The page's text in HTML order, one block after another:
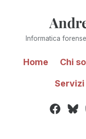
Informatica
Home Chi
Servizi
Facebook